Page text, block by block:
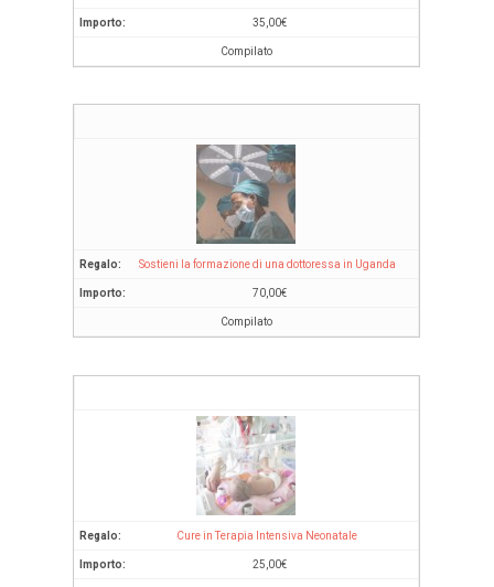
35,00€
Compilato
Sostieni la formazione di una dottoressa in Uganda
70,00€
Compilato
Cure in Terapia Intensiva Neonatale
25,00€